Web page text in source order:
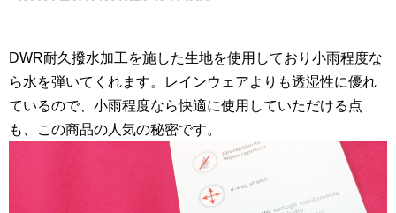
DWR耐久撥水加工を施した生地を使用しており小雨程度な
ら水を弾いてくれます。レインウェアよりも透湿性に優れ
ているので、小雨程度なら快適に使用していただける点
も、この商品の人気の秘密です。